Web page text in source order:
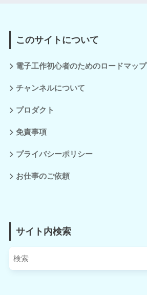
このサイトについて
電子工作初心者のためのロードマップ
チャンネルについて
プロダクト
免責事項
プライバシーポリシー
お仕事のご依頼
サイト内検索